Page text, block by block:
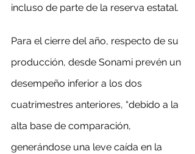
incluso de parte de la reserva estatal.
Para el cierre del año, respecto de su
producción, desde Sonami prevén un
desempeño inferior a los dos
cuatrimestres anteriores, “debido a la
alta base de comparación,
generándose una leve caída en la